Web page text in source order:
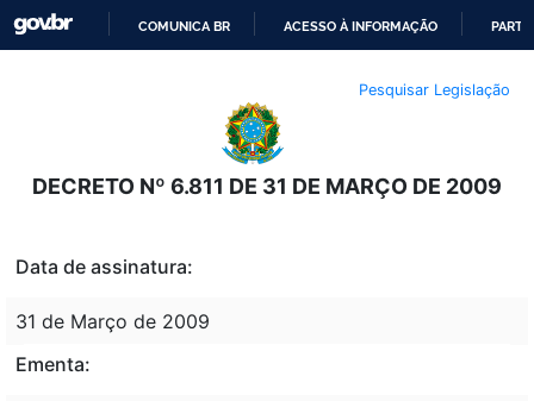
O
CONTEÚDO
COMUNICA BR ACESSO À INFORMAÇÃO
Pesquisar Legislação
DECRETO Nº 6.811 DE 31 DE MARÇO DE 2009
Data de assinatura:
31 de Março de 2009
Ementa: